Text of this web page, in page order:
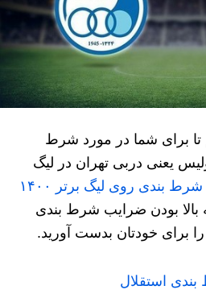
تا برای شما در مورد شرط
یعنی دربی تهران در لیگ
شرط بندی روی لیگ برتر ۱۴۰۰
بالا بودن ضرایب شرط بندی
برای خودتان بدست آورید.
استقلال